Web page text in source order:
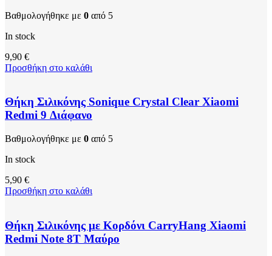
Βαθμολογήθηκε με 0 από 5
In stock
9,90 €
Προσθήκη στο καλάθι
Θήκη Σιλικόνης Sonique Crystal Clear Xiaomi
Redmi 9 Διάφανο
Βαθμολογήθηκε με 0 από 5
In stock
5,90 €
Προσθήκη στο καλάθι
Θήκη Σιλικόνης με Κορδόνι CarryHang Xiaomi
Redmi Note 8T Μαύρο